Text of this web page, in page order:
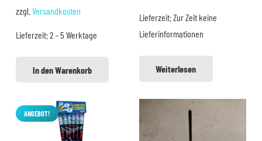
zzgl. Versandkosten
Lieferzeit:2 - 5 Werktage
In den Warenkorb
Lieferzeit:Zur Zeit keine
Lieferinformationen
Weiterlesen
ANGEBOT!